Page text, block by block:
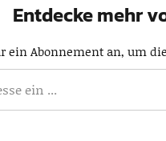
Entdecke mehr
ein Abonnement an, um